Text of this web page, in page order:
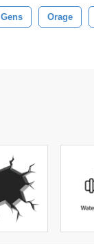
Gens Orage